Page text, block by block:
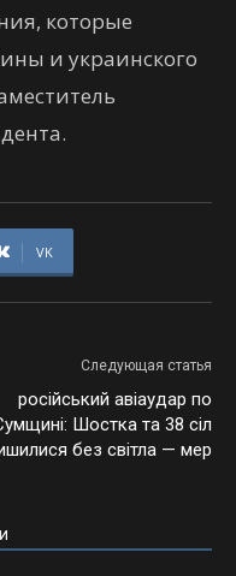
которые
и украинского
VK
Следующая статья
російський авіаудар по
Шостка та 38 сіл
без світла — мер